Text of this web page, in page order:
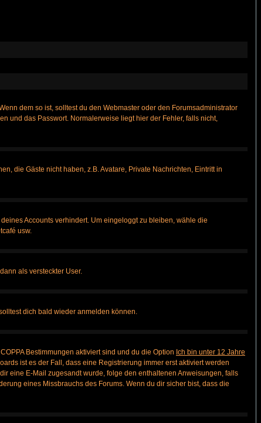
dem so ist, solltest du den Webmaster oder den Forumsadministrator
und das Passwort. Normalerweise liegt hier der Fehler, falls nicht,
die Gäste nicht haben, z.B. Avatare, Private Nachrichten, Eintritt in
Accounts verhindert. Um eingeloggt zu bleiben, wähle die
usw.
als versteckter User.
dich bald wieder anmelden können.
Bestimmungen aktiviert sind und du die Option Ich bin unter 12 Jahre
ist es der Fall, dass eine Registrierung immer erst aktiviert werden
eine E-Mail zugesandt wurde, folge den enthaltenen Anweisungen, falls
eines Missbrauchs des Forums. Wenn du dir sicher bist, dass die